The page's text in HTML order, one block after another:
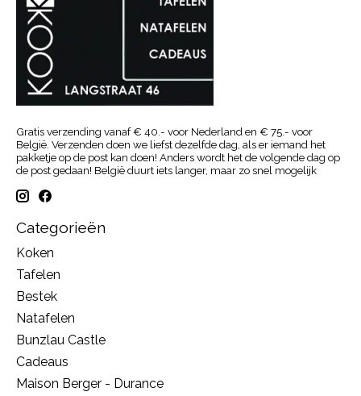
Gratis verzending vanaf € 40.- voor Nederland en € 75.- voor
België. Verzenden doen we liefst dezelfde dag, als er iemand het
pakketje op de post kan doen! Anders wordt het de volgende dag op
de post gedaan! België duurt iets langer, maar zo snel mogelijk
Categorieën
Koken
Tafelen
Bestek
Natafelen
Bunzlau Castle
Cadeaus
Maison Berger - Durance